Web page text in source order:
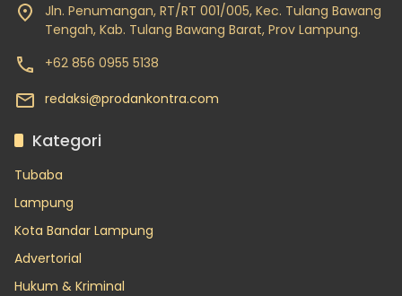
Jln. Penumangan, RT/RT 001/005, Kec. Tulang Bawang
Tengah, Kab. Tulang Bawang Barat, Prov Lampung.
+62 856 0955 5138
redaksi@prodankontra.com
Kategori
Tubaba
Lampung
Kota Bandar Lampung
Advertorial
Hukum & Kriminal